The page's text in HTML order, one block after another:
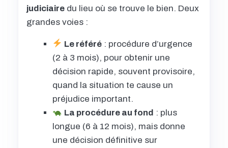
judiciaire du lieu où se trouve le bien. Deux
grandes voies :
Le référé : procédure d’urgence
(2 à 3 mois), pour obtenir une
décision rapide, souvent provisoire,
quand la situation te cause un
préjudice important.
La procédure au fond : plus
longue (6 à 12 mois), mais donne
une décision définitive sur